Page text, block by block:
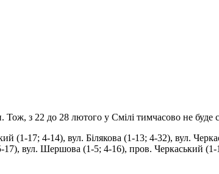
з 22 до 28 лютого у Смілі тимчасово не буде
17; 4-14), вул. Білякова (1-13; 4-32), вул.
вул. Шершова (1-5; 4-16), пров. Черкаський (1-